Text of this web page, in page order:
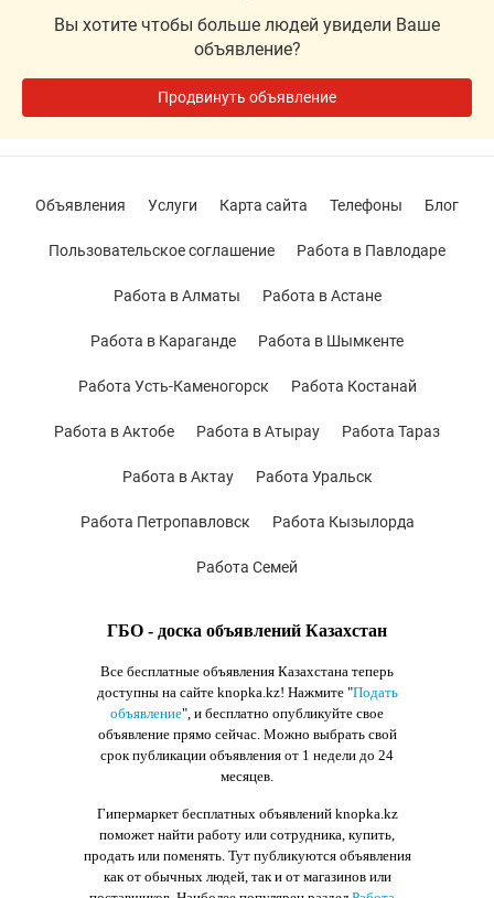
Вы хотите чтобы больше людей увидели Ваше
объявление?
Продвинуть объявление
ГБО - доска объявлений Казахстан
Все бесплатные объявления Казахстана теперь
доступны на сайте knopka.kz! Нажмите "Подать
объявление", и бесплатно опубликуйте свое
объявление прямо сейчас. Можно выбрать свой
срок публикации объявления от 1 недели до 24
месяцев.
Гипермаркет бесплатных объявлений knopka.kz
поможет найти работу или сотрудника, купить,
продать или поменять. Тут публикуются объявления
как от обычных людей, так и от магазинов или
Объявления Услуги Карта сайта Телефоны Блог
Пользовательское соглашение Работа в Павлодаре
Работа в Алматы Работа в Астане
Работа в Караганде Работа в Шымкенте
Работа Усть-Каменогорск Работа Костанай
Работа в Актобе Работа в Атырау Работа Тараз
Работа в Актау Работа Уральск
Работа Петропавловск Работа Кызылорда
Работа Семей